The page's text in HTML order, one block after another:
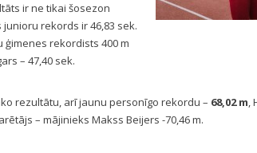
ir ne tikai šosezon
rekords ir 46,83 sek.
ģimenes rekordists 400 m
– 47,40 sek.
rezultātu, arī jaunu personīgo rekordu – 68,02 m,
– mājinieks Makss Beijers -70,46 m.